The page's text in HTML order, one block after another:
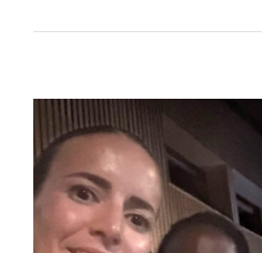
Voir
l'image
agrandie